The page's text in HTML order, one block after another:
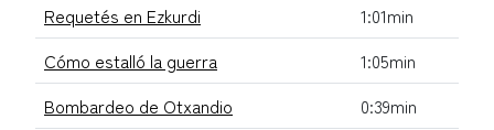
Requetés en Ezkurdi
1:01min
Cómo estalló la guerra
1:05min
Bombardeo de Otxandio
0:39min